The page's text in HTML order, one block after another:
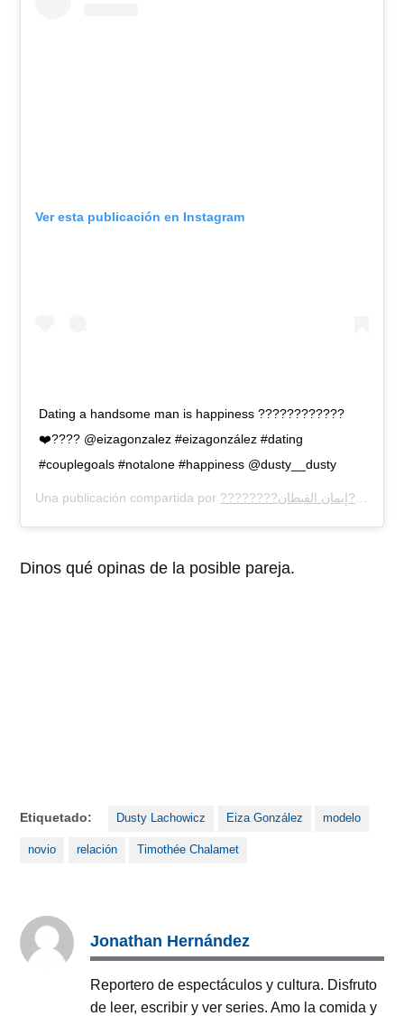
Ver esta publicación en Instagram
Dating a handsome man is happiness ????????????
❤️???? @eizagonzalez #eizagonzález #dating
#couplegoals #notalone #happiness @dusty__dusty
Una publicación compartida por ????????إيمان القبطان????????
Dinos qué opinas de la posible pareja.
Etiquetado: Dusty Lachowicz Eiza González modelo
novio relación Timothée Chalamet
Jonathan Hernández
Reportero de espectáculos y cultura. Disfruto
de leer, escribir y ver series. Amo la comida y